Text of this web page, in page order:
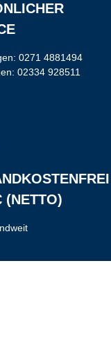
0271 4881494
02334 928511
(NETTO)